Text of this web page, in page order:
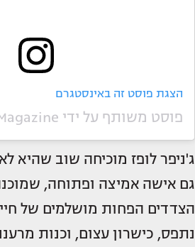
הצגת פוסט זה באינסטגרם
פוסט משותף על ידי ‏‎Interview Magazine‎‏ (@‏‎interviewmag‎‏)
ג'ניפר לופז מוכיחה שוב שהיא
גם אישה אמיצה ופתוחה,
הצדדים הפחות מושלמים של
נתפס, כישרון עצום, וכנות